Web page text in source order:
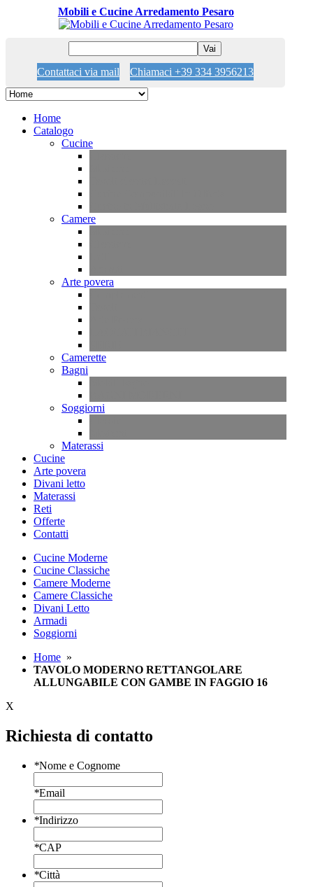
Mobili e Cucine Arredamento Pesaro
Vai
Contattaci via mail Chiamaci +39 334 3956213
Home
Catalogo
Cucine
Camere
Arte povera
Camerette
Bagni
Soggiorni
Materassi
Cucine
Arte povera
Divani letto
Materassi
Reti
Offerte
Contatti
Cucine Moderne
Cucine Classiche
Camere Moderne
Camere Classiche
Divani Letto
Armadi
Soggiorni
Home »
TAVOLO MODERNO RETTANGOLARE
ALLUNGABILE CON GAMBE IN FAGGIO 16
X
Richiesta di contatto
*Nome e Cognome
*Email
*Indirizzo
*CAP
*Città